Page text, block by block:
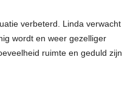
verbeterd. Linda verwacht
wordt en weer gezelliger
ruimte en geduld zijn